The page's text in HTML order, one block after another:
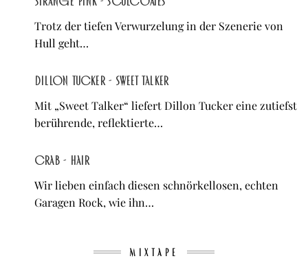
Trotz der tiefen Verwurzelung in der Szenerie von
Hull geht…
Dillon Tucker - Sweet Talker
Mit „Sweet Talker“ liefert Dillon Tucker eine zutiefst
berührende, reflektierte…
Crab - Hair
Wir lieben einfach diesen schnörkellosen, echten
Garagen Rock, wie ihn…
MIXTAPE